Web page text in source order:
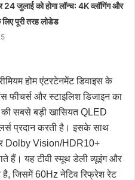
जुलाई को होगा लॉन्च: 4K व्लॉगिंग और
पूरी तरह लोडेड
होम एंटरटेनमेंट डिवाइस के
फीचर्स और स्टाइलिश डिजाइन का
सबसे बड़ी खासियत QLED
प्रदान करती है। इसके साथ
Dolby Vision/HDR10+
हैं। यह टीवी स्मूथ डेली व्यूइंग और
है, जिसमें 60Hz नेटिव रिफ्रेश रेट